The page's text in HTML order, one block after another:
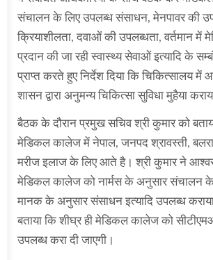
संचालन के लिए उपलब्ध संसाधन, मेनपावर की
क्रियाशीलता, दवाओं की उपलब्धता, वर्तमान में
प्रदान की जा रही स्वास्थ्य सेवाओं इत्यादि के
प्राप्त करते हुए निर्देश दिया कि चिकित्सालय में
शासन द्वारा अनुमन्य चिकित्सा सुविधा मुहैया
बैठक के दौरान प्रमुख सचिव श्री कुमार को
मेडिकल कालेज में नेपाल, जनपद श्रावस्ती,
मरीज इलाज के लिए आते है। श्री कुमार ने
मेडिकल कालेज को नार्मस के अनुसार संचालन
मानक के अनुसार संसाधन इत्यादि उपलब्ध
बताया कि शीघ्र ही मेडिकल कालेज को
उपलब्ध करा दी जाएगी।